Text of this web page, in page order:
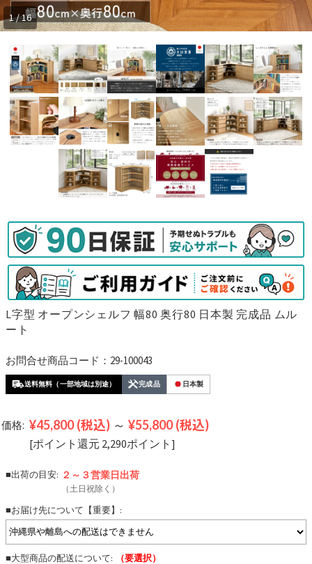
1 / 16
L字型 オープンシェルフ 幅80 奥行80 日本製 完成品 ムル
ート
お問合せ商品コード：29-100043
送料無料（一部地域は別途） 完成品 日本製
価格: ¥45,800 (税込) ～ ¥55,800 (税込)
[ポイント還元 2,290ポイント]
■出荷の目安: ２～３営業日出荷
（土日祝除く）
■お届け先について【重要】:
■大型商品の配送について: （要選択）